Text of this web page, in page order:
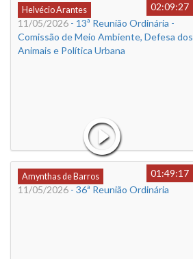
Helvécio Arantes
02:09:27
11/05/2026 - 13ª Reunião Ordinária -
Comissão de Meio Ambiente, Defesa dos
Animais e Política Urbana
Amynthas de Barros
01:49:17
11/05/2026 - 36ª Reunião Ordinária